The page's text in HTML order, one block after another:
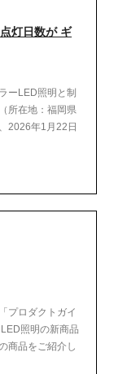
灯日数が ギ
ーLED照明と制
所在地：福岡県
2026年1月22日
プロダクトガイ
照明の新商品
商品をご紹介し